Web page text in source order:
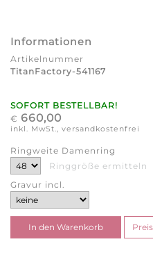
Informationen
Artikelnummer
TitanFactory-541167
SOFORT BESTELLBAR!
€ 660,00
inkl. MwSt., versandkostenfrei
Ringweite Damenring
Ringgröße ermitteln
Gravur incl.